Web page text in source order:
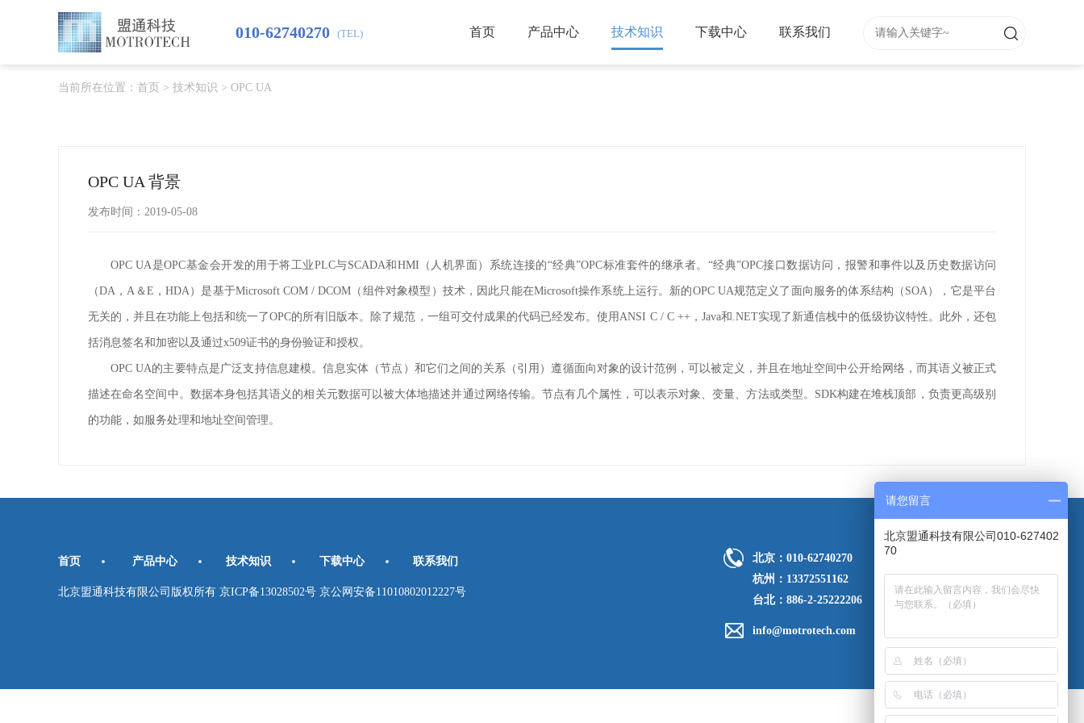
首页 产品中心 技术知识 下载中心 联系我们
010-62740270 (TEL)
当前所在位置： 首页 > 技术知识 > OPC UA
OPC UA 背景
发布时间：2019-05-08
OPC UA是OPC基金会开发的用于将工业PLC与SCADA和HMI（人机界面）系统连接的“经典”OPC标准套件的继承者。 “经典”OPC接口数据访问，报警和事件以及历史数据访问
（DA ，A ＆E ，HDA）是基于Microsoft COM / DCOM （组件对象模型）技术，因此只能在Microsoft操作系统上运行。新的OPC UA规范定义了面向服务的体系结构（ SOA），它是平台
无关的，并且在功能上包括和统一了OPC的所有旧版本。 除了规范，一组可交付成果的代码已经发布。使用ANSI C / C ++， Java和 .NET实现了新通信栈中的低级协议特性。此外，还包
括消息签名和加密以及通过x509证书的身份验证和授权。
OPC UA的主要特点是广泛支持信息建模。信息实体（节点）和它们之间的关系（引用）遵循面向对象的设计范例，可以被定义，并且在地址空间中公开给网络，而其语义被正式
描述在命名空间中。 数据本身包括其语义的相关元数据可以被大体地描述并通过网络传输。节点有几个属性，可以表示对象、变量、方法或类型。SDK构建在堆栈顶部，负责更高级别
的功能，如服务处理和地址空间管理。
北京：010-62740270
杭州：13372551162
台北：886-2-25222206
info@motrotech.com
首页 产品中心 技术知识 下载中心 联系我们
北京盟通科技有限公司版权所有 京ICP备13028502号 京公网安备11010802012227号
请您留言
北京盟通科技有限公司010-627402
70